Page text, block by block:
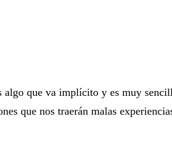
algo que va implícito y es muy
que nos traerán malas